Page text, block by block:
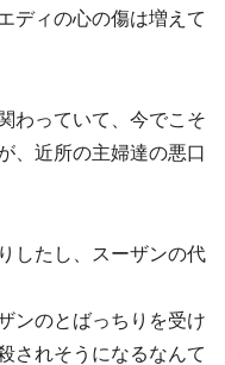
ディの心の傷は増えて
わっていて、今でこそ
、近所の主婦達の悪口
したし、スーザンの代
ンのとばっちりを受け
されそうになるなんて